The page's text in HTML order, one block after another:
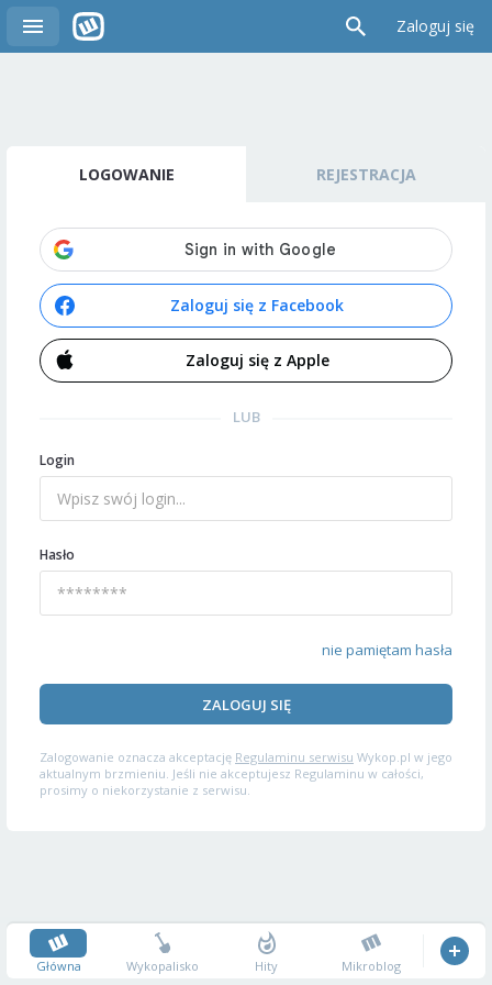
Zaloguj się
LOGOWANIE REJESTRACJA
Zaloguj się z Facebook
Zaloguj się z Apple
LUB
Login
Hasło
nie pamiętam hasła
ZALOGUJ SIĘ
Zalogowanie oznacza akceptację Regulaminu serwisu Wykop.pl w jego
aktualnym brzmieniu. Jeśli nie akceptujesz Regulaminu w całości,
prosimy o niekorzystanie z serwisu.
Główna Wykopalisko Hity Mikroblog